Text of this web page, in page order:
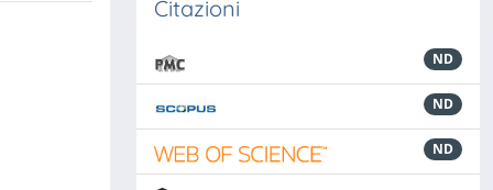
Citazioni
ND
ND
ND